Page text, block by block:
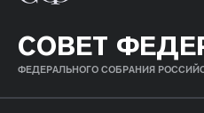
СОВЕТ
ФЕДЕРАЛЬНОГО СОБРАНИЯ